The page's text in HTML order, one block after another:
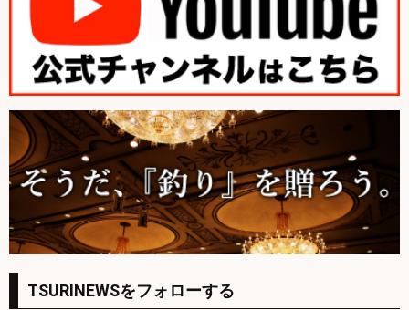
TSURINEWSをフォローする